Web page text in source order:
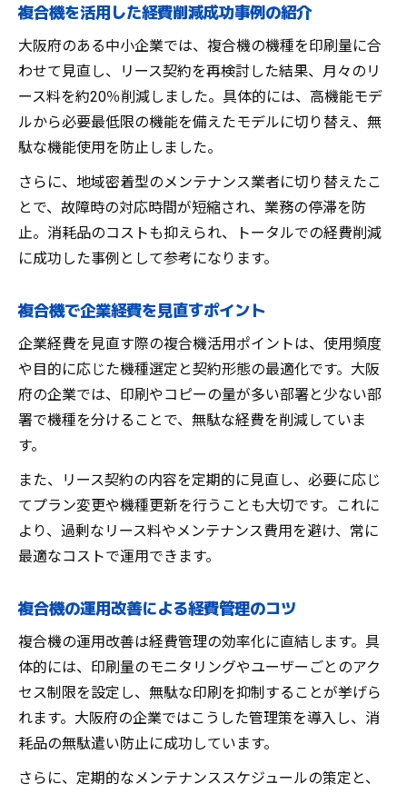
複合機を活用した経費削減成功事例の紹介
大阪府のある中小企業では、複合機の機種を印刷量に合
わせて見直し、リース契約を再検討した結果、月々のリ
ース料を約20％削減しました。具体的には、高機能モデ
ルから必要最低限の機能を備えたモデルに切り替え、無
駄な機能使用を防止しました。
さらに、地域密着型のメンテナンス業者に切り替えたこ
とで、故障時の対応時間が短縮され、業務の停滞を防
止。消耗品のコストも抑えられ、トータルでの経費削減
に成功した事例として参考になります。
複合機で企業経費を見直すポイント
企業経費を見直す際の複合機活用ポイントは、使用頻度
や目的に応じた機種選定と契約形態の最適化です。大阪
府の企業では、印刷やコピーの量が多い部署と少ない部
署で機種を分けることで、無駄な経費を削減していま
す。
また、リース契約の内容を定期的に見直し、必要に応じ
てプラン変更や機種更新を行うことも大切です。これに
より、過剰なリース料やメンテナンス費用を避け、常に
最適なコストで運用できます。
複合機の運用改善による経費管理のコツ
複合機の運用改善は経費管理の効率化に直結します。具
体的には、印刷量のモニタリングやユーザーごとのアク
セス制限を設定し、無駄な印刷を抑制することが挙げら
れます。大阪府の企業ではこうした管理策を導入し、消
耗品の無駄遣い防止に成功しています。
さらに、定期的なメンテナンススケジュールの策定と、